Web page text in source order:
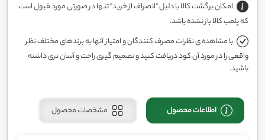
امکان برگشت کالا با دلیل "انصراف از خرید" تنها در صورتی مورد قبول است
که پلمب کالا باز نشده باشد.
با مشاهده ی نظرات مصرف کنندگان و امتیاز آنها به برندهای مختلف نظر
واقعی را در مورد آن کود دریافت کنید و تصمیم گیری راحت و آسان تری داشته
باشید.
اطلاعات محصول مشخصات محصول